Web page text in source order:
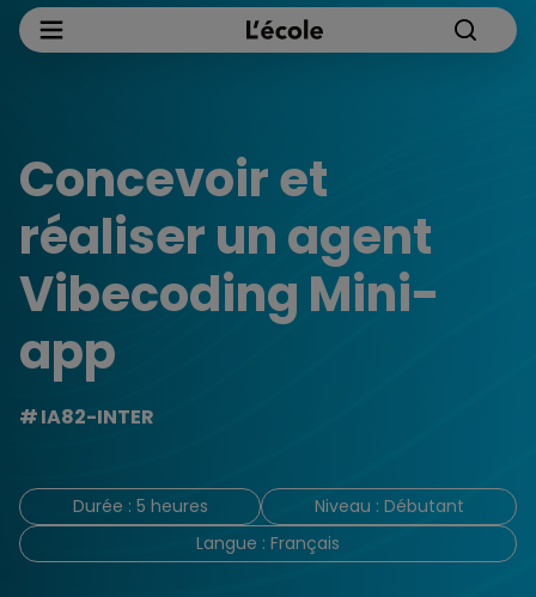
Concevoir et
réaliser un agent
Vibecoding Mini-
app
IA82-INTER
Durée : 5 heures
Niveau : Débutant
Langue : Français